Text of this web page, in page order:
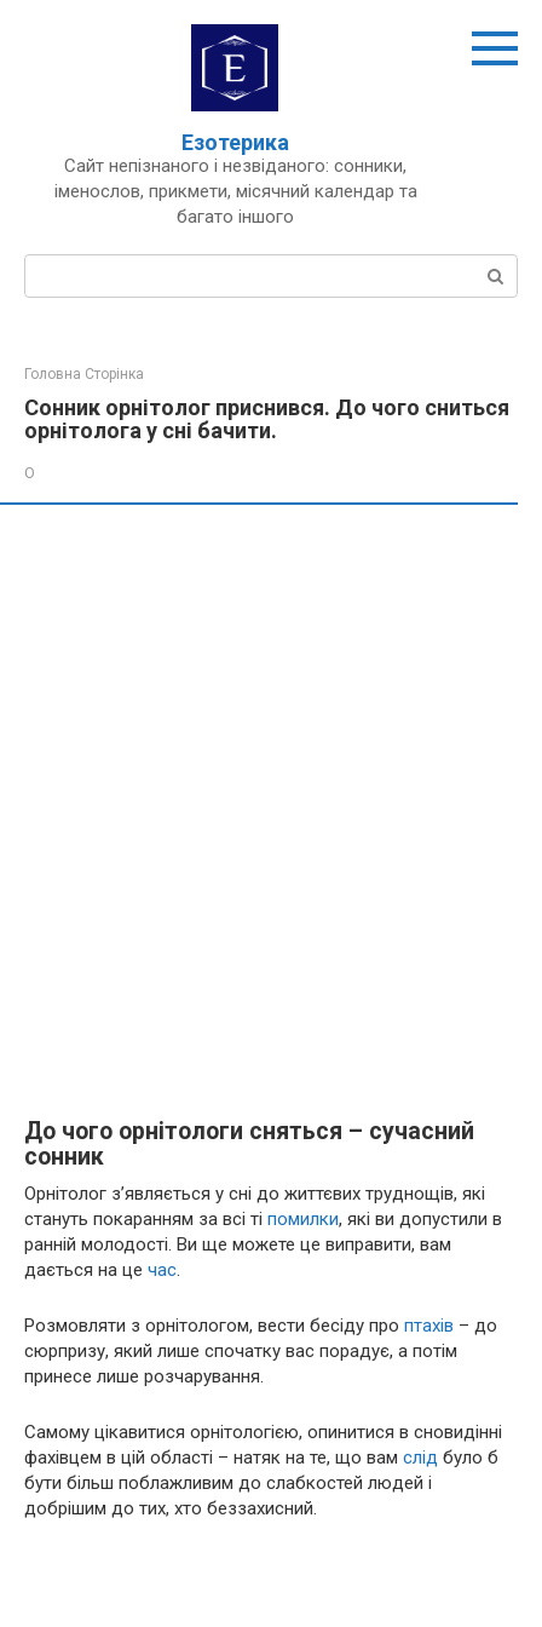
Езотерика
Сайт непізнаного і незвіданого: сонники,
іменослов, прикмети, місячний календар та
багато іншого
Пошук:
Головна Сторінка
Сонник орнітолог приснився. До чого сниться
орнітолога у сні бачити.
О
До чого орнітологи сняться – сучасний
сонник
Орнітолог з’являється у сні до життєвих труднощів, які
стануть покаранням за всі ті помилки, які ви допустили в
ранній молодості. Ви ще можете це виправити, вам
дається на це час.
Розмовляти з орнітологом, вести бесіду про птахів – до
сюрпризу, який лише спочатку вас порадує, а потім
принесе лише розчарування.
Самому цікавитися орнітологією, опинитися в сновидінні
фахівцем в цій області – натяк на те, що вам слід було б
бути більш поблажливим до слабкостей людей і
добрішим до тих, хто беззахисний.